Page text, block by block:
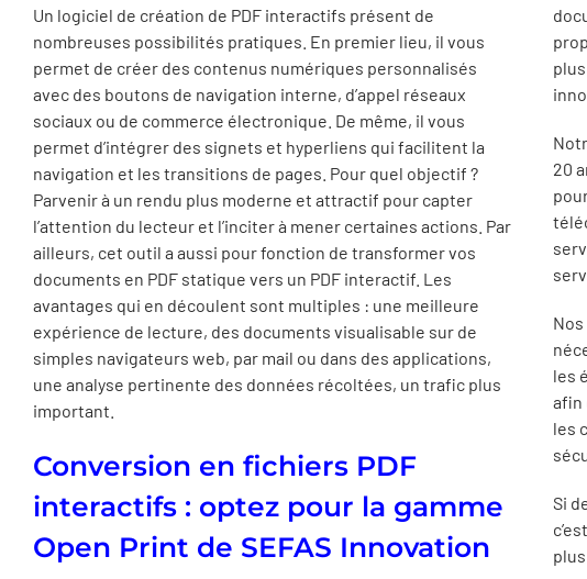
Un logiciel de création de PDF interactifs présent de
nombreuses possibilités pratiques. En premier lieu, il vous
permet de créer des contenus numériques personnalisés
avec des boutons de navigation interne, d’appel réseaux
sociaux ou de commerce électronique. De même, il vous
permet d’intégrer des signets et hyperliens qui facilitent la
navigation et les transitions de pages. Pour quel objectif ?
Parvenir à un rendu plus moderne et attractif pour capter
l’attention du lecteur et l’inciter à mener certaines actions. Par
ailleurs, cet outil a aussi pour fonction de transformer vos
documents en PDF statique vers un PDF interactif. Les
avantages qui en découlent sont multiples : une meilleure
expérience de lecture, des documents visualisable sur de
simples navigateurs web, par mail ou dans des applications,
une analyse pertinente des données récoltées, un trafic plus
important.
Conversion en fichiers PDF
interactifs : optez pour la gamme
Open Print de SEFAS Innovation
20
les
afin
les
Si